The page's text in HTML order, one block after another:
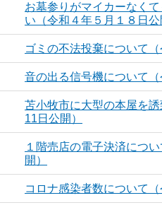
お墓参りがマイカーなく
い（令和４年５月１８日公
ゴミの不法投棄について
音の出る信号機について（
苫小牧市に大型の本屋を
11日公開）
１階売店の電子決済につ
開）
コロナ感染者数について